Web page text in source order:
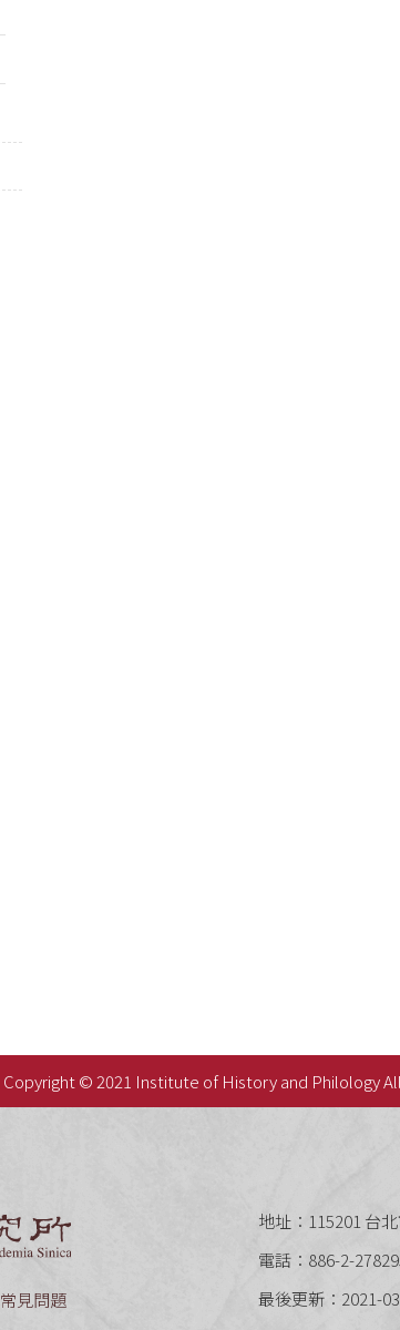
Copyright © 2021 Institute of History and Philology
常見問題
地址：115201 台
電話：886-2-
最後更新：2021-